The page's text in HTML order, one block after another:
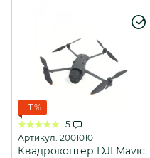
−11%
5
Артикул: 2001010
Квадрокоптер DJI Mavic